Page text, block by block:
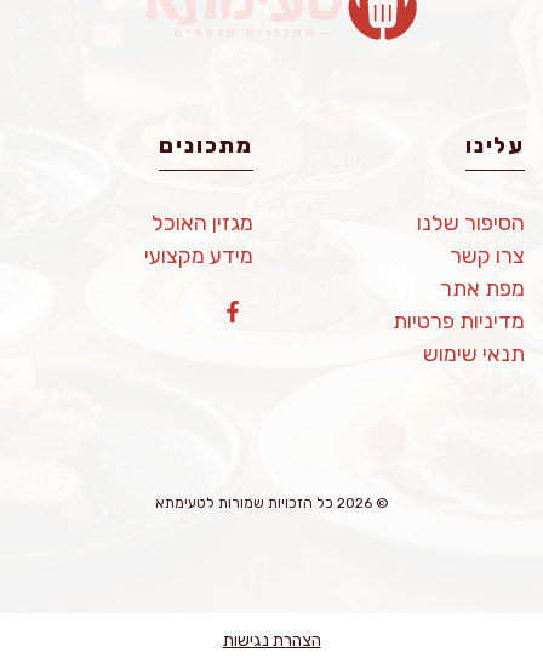
עלינו
הסיפור שלנו
צרו קשר
מפת אתר
מדיניות פרטיות
תנאי שימוש
מתכונים
מגזין האוכל
מידע מקצועי
© 2026 כל הזכויות שמורות לטעימתא
הצהרת נגישות